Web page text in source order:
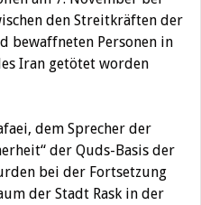
den Streitkräften der
bewaffneten Personen in
Iran getötet worden
dem Sprecher der
der Quds-Basis der
bei der Fortsetzung
der Stadt Rask in der